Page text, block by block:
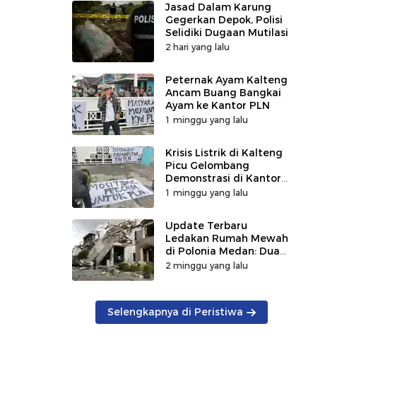
Jasad Dalam Karung
Gegerkan Depok, Polisi
Selidiki Dugaan Mutilasi
2 hari yang lalu
Peternak Ayam Kalteng
Ancam Buang Bangkai
Ayam ke Kantor PLN
1 minggu yang lalu
Krisis Listrik di Kalteng
Picu Gelombang
Demonstrasi di Kantor
PLN
1 minggu yang lalu
Update Terbaru
Ledakan Rumah Mewah
di Polonia Medan: Dua
Korban Tewas
2 minggu yang lalu
Selengkapnya di Peristiwa